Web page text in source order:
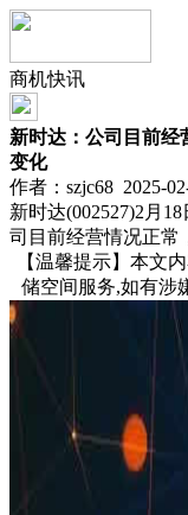
商机快讯
新时达：公司目前经
变化
作者：szjc68 2025-
新时达(002527)2月
司目前经营情况正常
【温馨提示】本文
储空间服务,如有涉